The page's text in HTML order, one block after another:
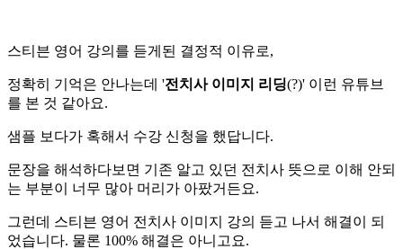
스티븐 영어 강의를 듣게된 결정적 이유로,
정확히 기억은 안나는데 '전치사 이미지 리딩(?)' 이런 유튜브
를 본 것 같아요.
샘플 보다가 혹해서 수강 신청을 했답니다.
문장을 해석하다보면 기존 알고 있던 전치사 뜻으로 이해 안되
는 부분이 너무 많아 머리가 아팠거든요.
그런데 스티븐 영어 전치사 이미지 강의 듣고 나서 해결이 되
었습니다. 물론 100% 해결은 아니고요.